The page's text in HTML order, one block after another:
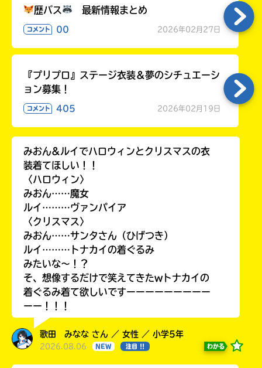
歴バス 最新情報まとめ
コメント 00 2026年02月27日
『プリプロ』ステージ衣装＆夢のシチュエーシ
ョン募集！
コメント 405 2026年02月19日
みおん&ルイでハロウィンとクリスマスの衣
装着てほしい！！
〈ハロウィン〉
みおん……魔女
ルイ………ヴァンパイア
〈クリスマス〉
みおん……サンタさん（ひげつき）
ルイ………トナカイの着ぐるみ
みたいな〜！？
そ、想像するだけで笑えてきたwトナカイの
着ぐるみ着て欲しいですーーーーーーーーー
ーー！！！
歌田 みなな さん ／ 女性 ／ 小学5年
2026.08.06 NEW 注目 !! わかる